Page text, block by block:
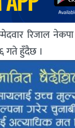
रिजाल
गते हुँदैछ ।